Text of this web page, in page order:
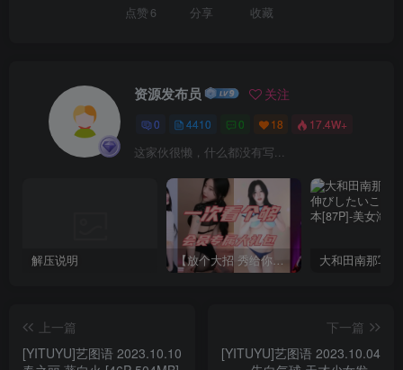
点赞 6 分享 收藏
资源发布员 关注
0 4410 0 18 17.4W+
这家伙很懒，什么都没有写...
解压说明 【放个大招 秀给你】赞助VIP，全站无限制任意下载巨量福利资源打包！【VIP优惠中】
上一篇
[YITUYU]艺图语 2023.10.10
下一篇
[YITUYU]艺图语 2023.10.04